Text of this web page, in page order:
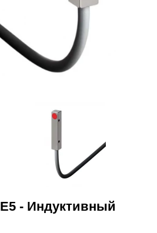
- Индуктивный